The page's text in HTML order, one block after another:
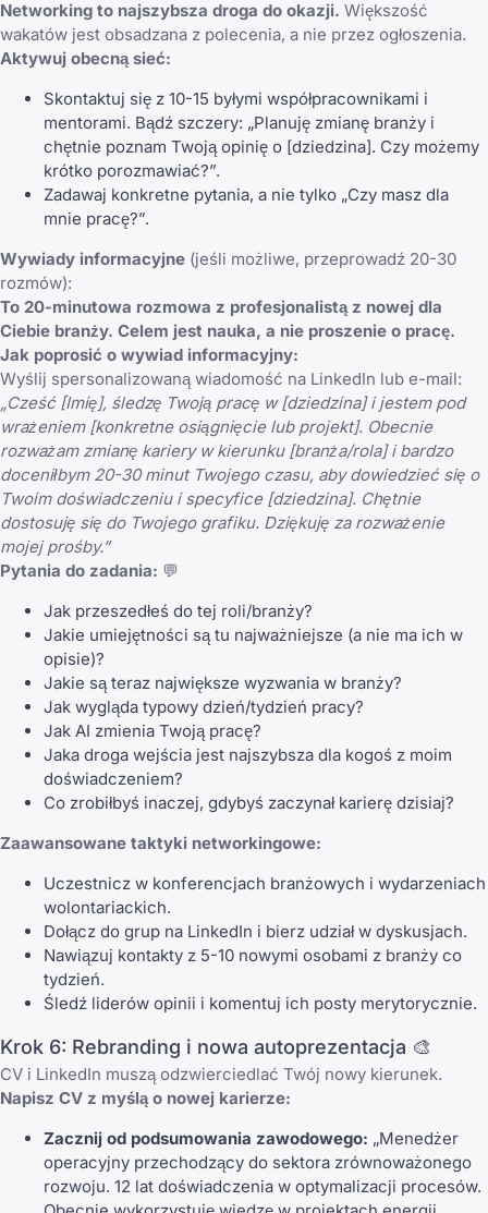
Networking to najszybsza droga do okazji. Większość
wakatów jest obsadzana z polecenia, a nie przez ogłoszenia.
Aktywuj obecną sieć:
Skontaktuj się z 10-15 byłymi współpracownikami i
mentorami. Bądź szczery: „Planuję zmianę branży i
chętnie poznam Twoją opinię o [dziedzina]. Czy możemy
krótko porozmawiać?”.
Zadawaj konkretne pytania, a nie tylko „Czy masz dla
mnie pracę?”.
Wywiady informacyjne (jeśli możliwe, przeprowadź 20-30
rozmów):
To 20-minutowa rozmowa z profesjonalistą z nowej dla
Ciebie branży. Celem jest nauka, a nie proszenie o pracę.
Jak poprosić o wywiad informacyjny:
Wyślij spersonalizowaną wiadomość na LinkedIn lub e-mail:
„Cześć [Imię], śledzę Twoją pracę w [dziedzina] i jestem pod
wrażeniem [konkretne osiągnięcie lub projekt]. Obecnie
rozważam zmianę kariery w kierunku [branża/rola] i bardzo
doceniłbym 20-30 minut Twojego czasu, aby dowiedzieć się o
Twoim doświadczeniu i specyfice [dziedzina]. Chętnie
dostosuję się do Twojego grafiku. Dziękuję za rozważenie
mojej prośby.”
Pytania do zadania: 💬
Jak przeszedłeś do tej roli/branży?
Jakie umiejętności są tu najważniejsze (a nie ma ich w
opisie)?
Jakie są teraz największe wyzwania w branży?
Jak wygląda typowy dzień/tydzień pracy?
Jak AI zmienia Twoją pracę?
Jaka droga wejścia jest najszybsza dla kogoś z moim
doświadczeniem?
Co zrobiłbyś inaczej, gdybyś zaczynał karierę dzisiaj?
Zaawansowane taktyki networkingowe:
Uczestnicz w konferencjach branżowych i wydarzeniach
wolontariackich.
Dołącz do grup na LinkedIn i bierz udział w dyskusjach.
Nawiązuj kontakty z 5-10 nowymi osobami z branży co
tydzień.
Śledź liderów opinii i komentuj ich posty merytorycznie.
Krok 6: Rebranding i nowa autoprezentacja 🎨
CV i LinkedIn muszą odzwierciedlać Twój nowy kierunek.
Napisz CV z myślą o nowej karierze:
Zacznij od podsumowania zawodowego: „Menedżer
operacyjny przechodzący do sektora zrównoważonego
rozwoju. 12 lat doświadczenia w optymalizacji procesów.